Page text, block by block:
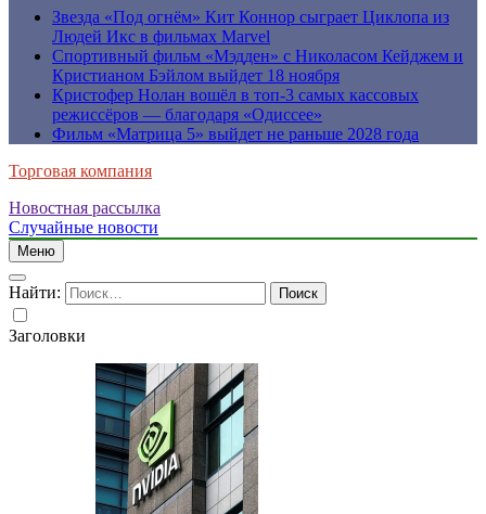
Звезда «Под огнём» Кит Коннор сыграет Циклопа из
Людей Икс в фильмах Marvel
Спортивный фильм «Мэдден» с Николасом Кейджем и
Кристианом Бэйлом выйдет 18 ноября
Кристофер Нолан вошёл в топ-3 самых кассовых
режиссёров — благодаря «Одиссее»
Фильм «Матрица 5» выйдет не раньше 2028 года
Торговая компания
Новостная рассылка
Случайные новости
Меню
Найти:
Заголовки